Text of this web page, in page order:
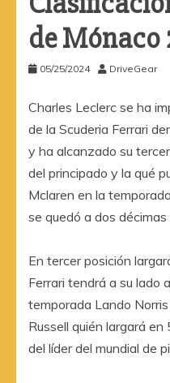
de Mónaco
05/25/2024 DriveGear
Charles Leclerc se ha
de la Scuderia Ferrari
y ha alcanzado su
del principado y la qué
Mclaren en la
se quedó a dos décimas
En tercer posición
Ferrari tendrá a su lado
temporada Lando
Russell quién largará
del líder del mundial de